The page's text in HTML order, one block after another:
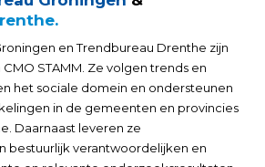
en Trendbureau Drenthe zijn
STAMM. Ze volgen trends en
het sociale domein en ondersteunen
in de gemeenten en provincies
Daarnaast leveren ze
bestuurlijk verantwoordelijken en